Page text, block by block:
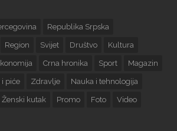
Republika Srpska
Region Svijet Društvo Kultura
Crna hronika Sport Magazin
i piće Zdravlje Nauka i tehnologija
Ženski kutak Promo Foto Video